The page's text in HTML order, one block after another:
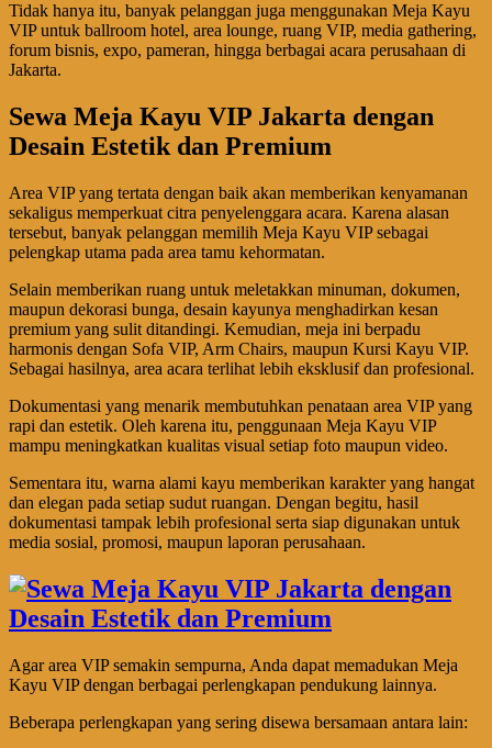
Tidak hanya itu, banyak pelanggan juga menggunakan Meja Kayu
VIP untuk ballroom hotel, area lounge, ruang VIP, media gathering,
forum bisnis, expo, pameran, hingga berbagai acara perusahaan di
Jakarta.
Sewa Meja Kayu VIP Jakarta dengan
Desain Estetik dan Premium
Area VIP yang tertata dengan baik akan memberikan kenyamanan
sekaligus memperkuat citra penyelenggara acara. Karena alasan
tersebut, banyak pelanggan memilih Meja Kayu VIP sebagai
pelengkap utama pada area tamu kehormatan.
Selain memberikan ruang untuk meletakkan minuman, dokumen,
maupun dekorasi bunga, desain kayunya menghadirkan kesan
premium yang sulit ditandingi. Kemudian, meja ini berpadu
harmonis dengan Sofa VIP, Arm Chairs, maupun Kursi Kayu VIP.
Sebagai hasilnya, area acara terlihat lebih eksklusif dan profesional.
Dokumentasi yang menarik membutuhkan penataan area VIP yang
rapi dan estetik. Oleh karena itu, penggunaan Meja Kayu VIP
mampu meningkatkan kualitas visual setiap foto maupun video.
Sementara itu, warna alami kayu memberikan karakter yang hangat
dan elegan pada setiap sudut ruangan. Dengan begitu, hasil
dokumentasi tampak lebih profesional serta siap digunakan untuk
media sosial, promosi, maupun laporan perusahaan.
Agar area VIP semakin sempurna, Anda dapat memadukan Meja
Kayu VIP dengan berbagai perlengkapan pendukung lainnya.
Beberapa perlengkapan yang sering disewa bersamaan antara lain: